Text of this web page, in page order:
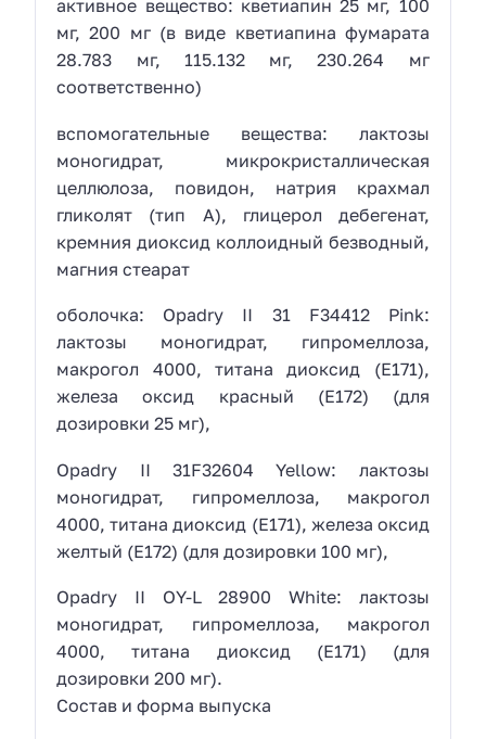
активное вещество: кветиапин 25 мг, 100
мг, 200 мг (в виде кветиапина фумарата
28.783 мг, 115.132 мг, 230.264 мг
соответственно)
вспомогательные вещества: лактозы
моногидрат, микрокристаллическая
целлюлоза, повидон, натрия крахмал
гликолят (тип А), глицерол дебегенат,
кремния диоксид коллоидный безводный,
магния стеарат
оболочка: Opadry II 31 F34412 Pink:
лактозы моногидрат, гипромеллоза,
макрогол 4000, титана диоксид (E171),
железа оксид красный (E172) (для
дозировки 25 мг),
Opadry II 31F32604 Yellow: лактозы
моногидрат, гипромеллоза, макрогол
4000, титана диоксид (E171), железа оксид
желтый (E172) (для дозировки 100 мг),
Opadry II OY-L 28900 White: лактозы
моногидрат, гипромеллоза, макрогол
4000, титана диоксид (E171) (для
дозировки 200 мг).
Состав и форма выпуска